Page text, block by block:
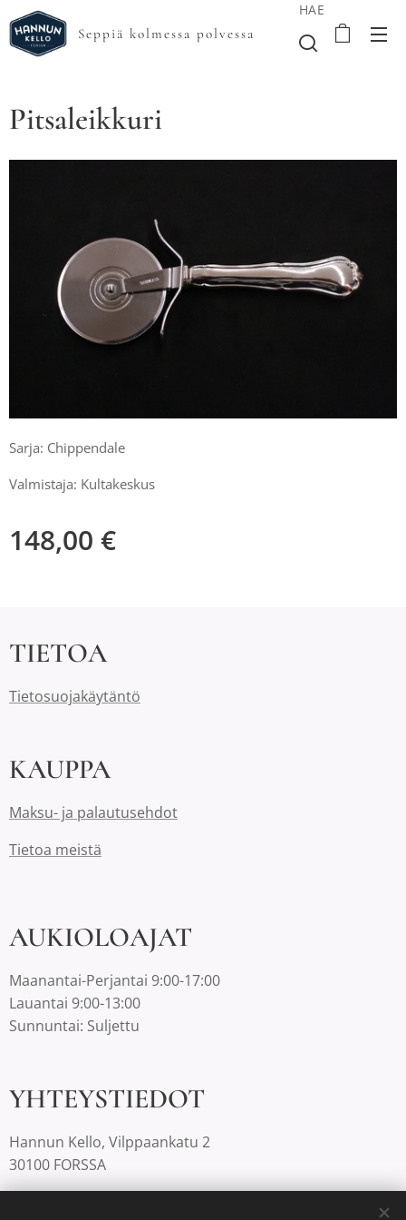
Seppiä kolmessa polvessa
HAE
Pitsaleikkuri
Sarja: Chippendale
Valmistaja: Kultakeskus
148,00 €
TIETOA
Tietosuojakäytäntö
KAUPPA
Maksu- ja palautusehdot
Tietoa meistä
AUKIOLOAJAT
Maanantai-Perjantai 9:00-17:00
Lauantai 9:00-13:00
Sunnuntai: Suljettu
YHTEYSTIEDOT
Hannun Kello, Vilppaankatu 2
30100 FORSSA